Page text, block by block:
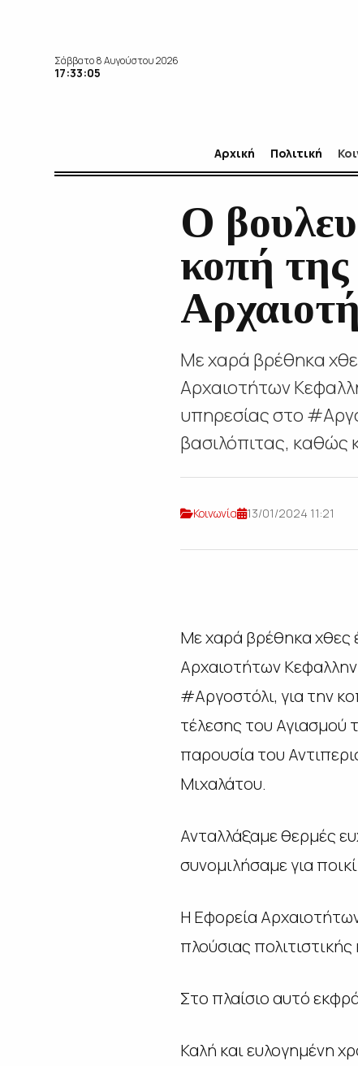
Σάββατο 8 Αυγούστου 2026
17:33:06
Αρχική Πολιτική
Ο
κοπή της
Με χαρά βρέθηκα
Αρχαιοτήτων
υπηρεσίας στο
βασιλόπιτας, καθώς
Κοινωνία 13/01/2024 11:21
Με χαρά βρέθηκα χθες
Αρχαιοτήτων
#Αργοστόλι, για την
τέλεσης του Αγιασμού
παρουσία του
Μιχαλάτου.
Ανταλλάξαμε θερμές
συνομιλήσαμε για
Η Εφορεία
πλούσιας
Στο πλαίσιο αυτό
Καλή και ευλογημένη